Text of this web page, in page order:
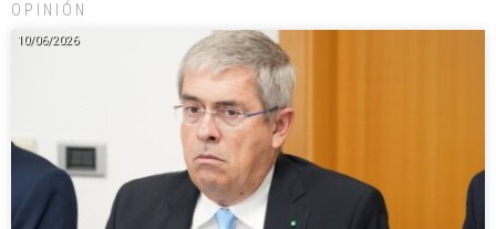
OPINIÓN
10/06/2026